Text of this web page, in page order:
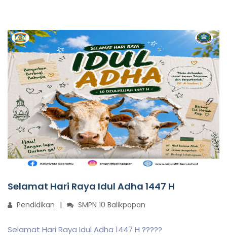
Selamat Hari Raya Idul Adha 1447 H
Pendidikan SMPN 10 Balikpapan
Selamat Hari Raya Idul Adha 1447 H ?????